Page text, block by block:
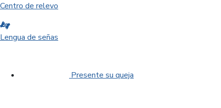
Centro de relevo
Lengua de señas
Presente su queja